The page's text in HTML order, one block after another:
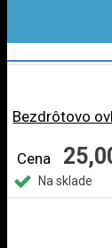
Bezdrôtovo
Cena
Na sklade